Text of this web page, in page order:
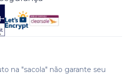
na "sacola" não garante seu